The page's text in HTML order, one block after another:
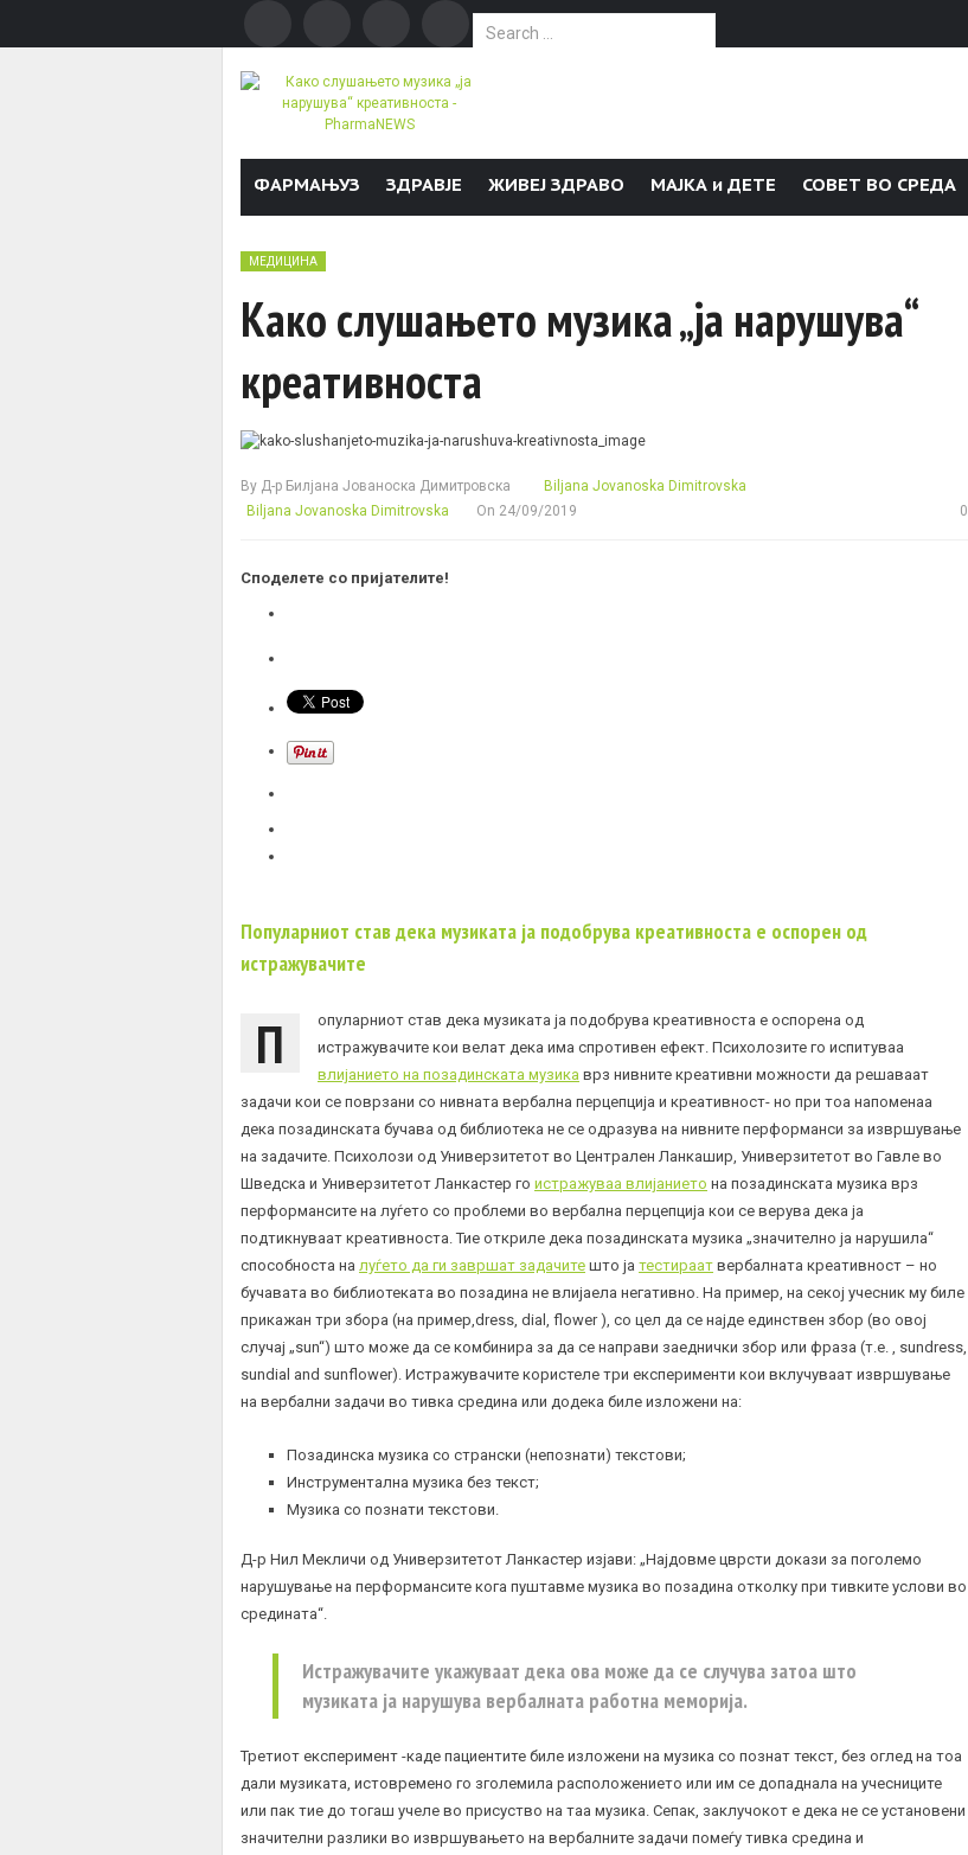
Search for:
ФАРМАЊУЗ ЗДРАВЈЕ ЖИВЕЈ ЗДРАВО МАЈКА и ДЕТЕ СОВЕТ ВО СРЕДА
МЕДИЦИНА
Како слушањето музика „ја нарушува“
креативноста
By Д-р Билјана Јованоска Димитровска
Biljana Jovanoska Dimitrovska
Biljana Jovanoska Dimitrovska
On 24/09/2019 0
Споделете со пријателите!
Популарниот став дека музиката ја подобрува креативноста е оспорен од
истражувачите
П
опуларниот став дека музиката ја подобрува креативноста е оспорена од
истражувачите кои велат дека има спротивен ефект. Психолозите го испитуваа
влијанието на позадинската музика врз нивните креативни можности да решаваат
задачи кои се поврзани со нивната вербална перцепција и креативност- но при тоа напоменаа
дека позадинската бучава од библиотека не се одразува на нивните перформанси за извршување
на задачите. Психолози од Универзитетот во Централен Ланкашир, Универзитетот во Гавле во
Шведска и Универзитетот Ланкастер го истражуваа влијанието на позадинската музика врз
перформансите на луѓето со проблеми во вербална перцепција кои се верува дека ја
подтикнуваат креативноста. Тие откриле дека позадинската музика „значително ја нарушила“
способноста на луѓето да ги завршат задачите што ја тестираат вербалната креативност – но
бучавата во библиотеката во позадина не влијаела негативно. На пример, на секој учесник му биле
прикажан три збора (на пример,dress, dial, flower ), со цел да се најде единствен збор (во овој
случај „sun“) што може да се комбинира за да се направи заеднички збор или фраза (т.е. , sundress,
sundial and sunflower). Истражувачите користеле три експерименти кои вклучуваат извршување
на вербални задачи во тивка средина или додека биле изложени на:
Позадинска музика со странски (непознати) текстови;
Инструментална музика без текст;
Музика со познати текстови.
Д-р Нил Мекличи од Универзитетот Ланкастер изјави: „Најдовме цврсти докази за поголемо
нарушување на перформансите кога пуштавме музика во позадина отколку при тивките услови во
средината“.
Истражувачите укажуваат дека ова може да се случува затоа што
музиката ја нарушува вербалната работна меморија.
Третиот експеримент -каде пациентите биле изложени на музика со познат текст, без оглед на тоа
дали музиката, истовремено го зголемила расположението или им се допаднала на учесниците
или пак тие до тогаш учеле во присуство на таа музика. Сепак, заклучокот е дека не се установени
значителни разлики во извршувањето на вербалните задачи помеѓу тивка средина и